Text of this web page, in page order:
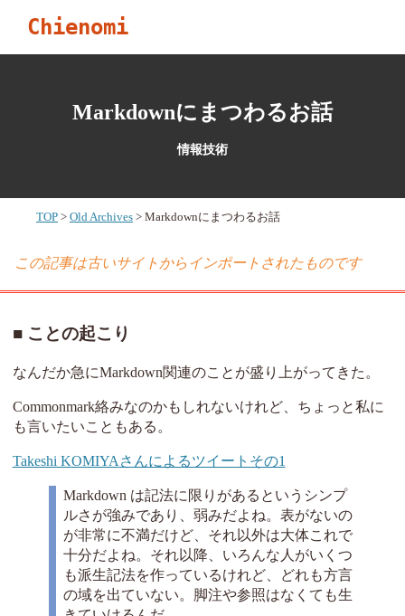
Chienomi
Markdownにまつわるお話
情報技術
TOP Old Archives Markdownにまつわるお話
この記事は古いサイトからインポートされたものです
ことの起こり
なんだか急にMarkdown関連のことが盛り上がってきた。
Commonmark絡みなのかもしれないけれど、ちょっと私に
も言いたいこともある。
Takeshi KOMIYA‏さんによるツイートその1
Markdown は記法に限りがあるというシンプ
ルさが強みであり、弱みだよね。表がないの
が非常に不満だけど、それ以外は大体これで
十分だよね。それ以降、いろんな人がいくつ
も派生記法を作っているけれど、どれも方言
の域を出ていない。脚注や参照はなくても生